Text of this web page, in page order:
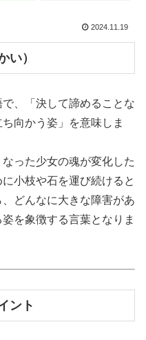
2024.11.19
い）
、「決して諦めることな
向かう姿」を意味しま
った少女の魂が変化した
小枝や石を運び続けると
どんなに大きな障害があ
を象徴する言葉となりま
ント